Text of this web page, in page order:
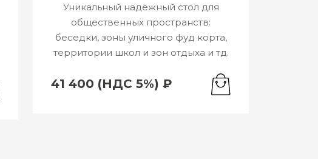
Уникальный надежный стол для
общественных пространств:
беседки, зоны уличного фуд корта,
территории школ и зон отдыха и тд.
41 400 (НДС 5%) ₽